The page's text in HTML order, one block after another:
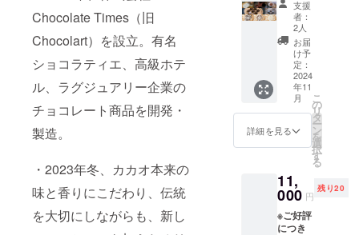
Chocolate Times（旧
Chocolart）を設立。有名
ショコラティエ、高級ホテ
ル、ラグジュアリー企業の
チョコレート商品を開発・
製造。
・2023年冬、カカオ本来の
味と香りにこだわり、伝統
を大切にしながらも、新し
データ
の送付
をお願
いいた
しま
す。 ・
掲載期
間：店
舗が存
限り掲
載 ※イ
への投
稿は
2024年
11月を
・特定
原材料
等：小
麦、乳
成分・
大豆・
アーモ
ンド・
りん
ナナ
希少な
アリバ
カカオ
を使用
したガ
トー
ショコ
送方
法：冷
す。 ・
賞味期
限：ご
到着日
chocola
t 8P〟
ボンボ
ンショ
コラ8個
入 ③癒
しの
チョコ
缶（マ
ンディ
ピー
ル、ジ
ン
ジャー
ピー
Sato」
のショ
コラ商
品８点
セット
（内
容）
①〝Sa
ke
japonai
s
Kazeno
日本酒
「風の
森」
ショコ
ラ4個入
支援
者：
2人
お届
け予
定：
2024
年11
月
詳細を見る
こ
の
リ
タ
ー
ン
を
選
択
す
る
11,
000 円
残り20
※ご好評
につき